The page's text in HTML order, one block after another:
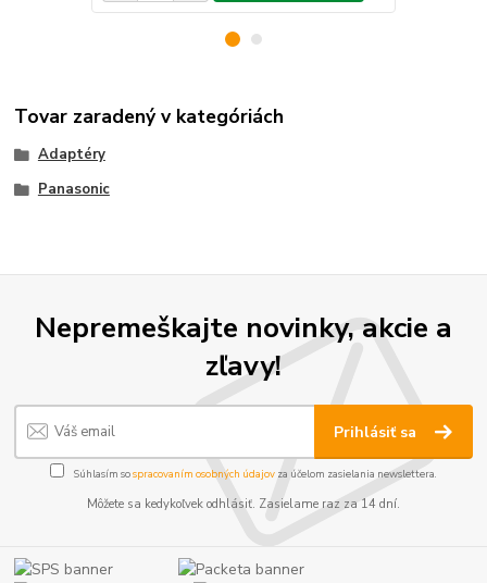
Tovar zaradený v kategóriách
Adaptéry
Panasonic
Nepremeškajte novinky, akcie a
zľavy!
Prihlásiť sa
Súhlasím sospracovaním osobných údajov za účelom zasielania newslettera.
Môžete sa kedykoľvek odhlásiť. Zasielame raz za 14 dní.